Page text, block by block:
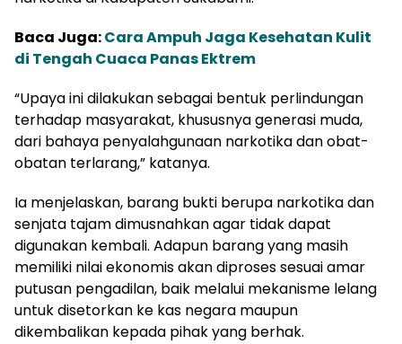
Baca Juga:Cara Ampuh Jaga Kesehatan Kulit
di Tengah Cuaca Panas Ektrem
“Upaya ini dilakukan sebagai bentuk perlindungan
terhadap masyarakat, khususnya generasi muda,
dari bahaya penyalahgunaan narkotika dan obat-
obatan terlarang,” katanya.
Ia menjelaskan, barang bukti berupa narkotika dan
senjata tajam dimusnahkan agar tidak dapat
digunakan kembali. Adapun barang yang masih
memiliki nilai ekonomis akan diproses sesuai amar
putusan pengadilan, baik melalui mekanisme lelang
untuk disetorkan ke kas negara maupun
dikembalikan kepada pihak yang berhak.